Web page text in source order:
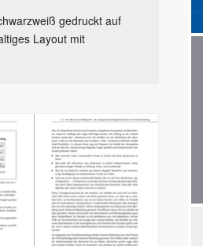
gedruckt auf
Layout mit